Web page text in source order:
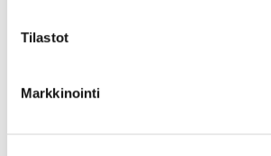
Tilastot
Markkinointi
Seinälevy; esisinkitty ja
mustalla muovilla